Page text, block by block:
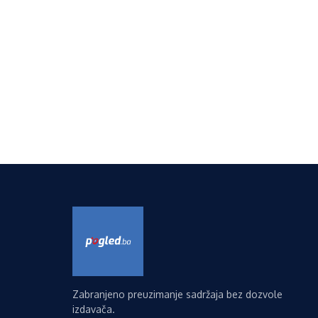
Zabranjeno preuzimanje sadržaja bez dozvole
izdavača.